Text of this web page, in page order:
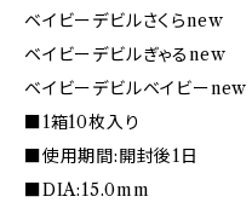
ベイビーデビルさくらnew
ベイビーデビルぎゃるnew
ベイビーデビルベイビーnew
■1箱10枚入り
■使用期間:開封後1日
■DIA:15.0mm